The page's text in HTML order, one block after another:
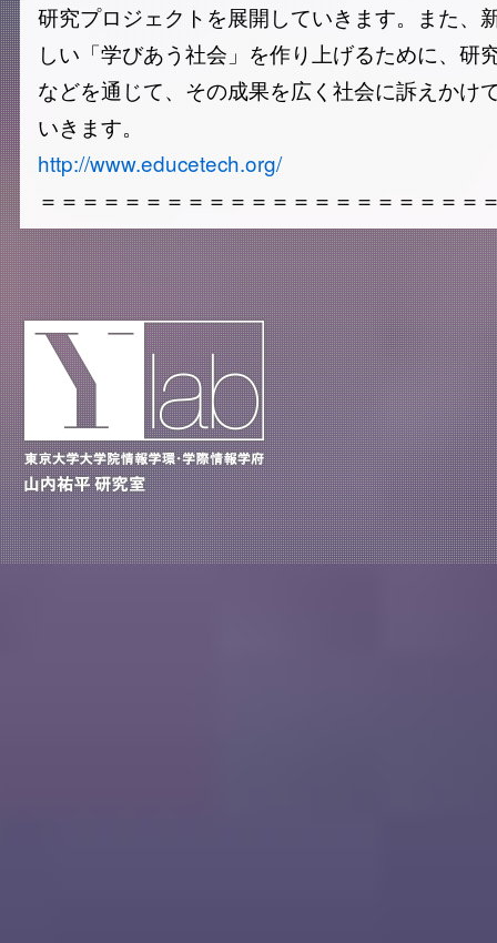
研究プロジェクトを展開していきます。また、
しい「学びあう社会」を作り上げるために、研
などを通じて、その成果を広く社会に訴えかけ
いきます。
http://www.educetech.org/
＝＝＝＝＝＝＝＝＝＝＝＝＝＝＝＝＝＝＝＝＝